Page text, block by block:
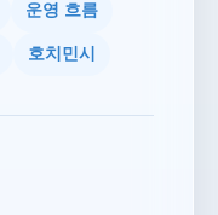
운영 흐름
호치민시